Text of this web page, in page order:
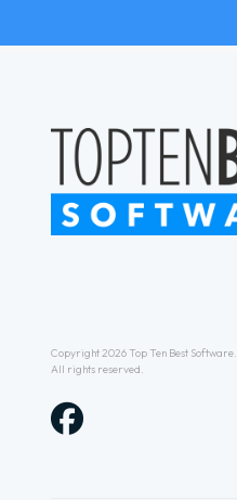
Copyright 2026 Top Ten Best Software.
All rights reserved.